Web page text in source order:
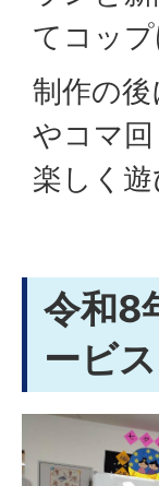
てコップ
制作の
やコマ
楽しく遊
令和8
ービス